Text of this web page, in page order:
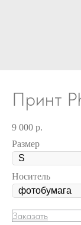
Принт
9 000 р.
Размер
Носитель
Заказать